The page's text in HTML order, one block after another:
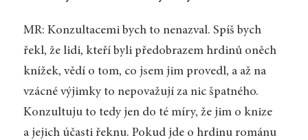
MR: Konzultacemi bych to nenazval. Spíš bych
řekl, že lidi, kteří byli předobrazem hrdinů oněch
knížek, vědí o tom, co jsem jim provedl, a až na
vzácné výjimky to nepovažují za nic špatného.
Konzultuju to tedy jen do té míry, že jim o knize
a jejich účasti řeknu. Pokud jde o hrdinu románu